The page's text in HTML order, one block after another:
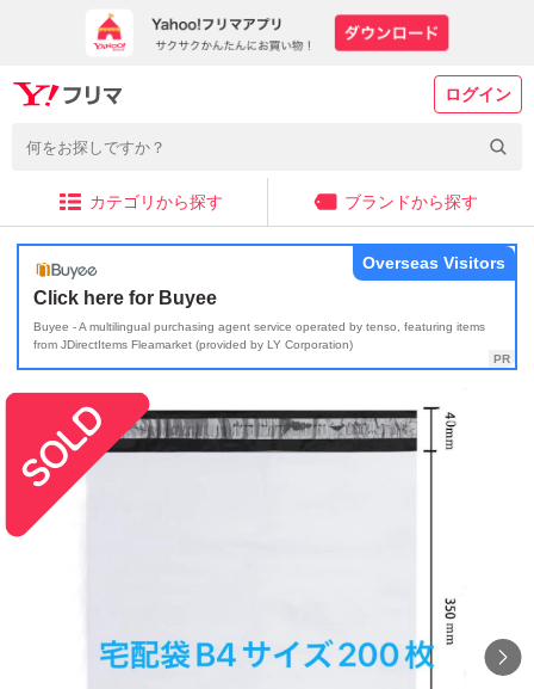
ログイン
カテゴリから探す ブランドから探す
Click here for Buyee
Buyee - A multilingual purchasing agent service operated by tenso, featuring items
from JDirectItems Fleamarket (provided by LY Corporation)
Overseas Visitors